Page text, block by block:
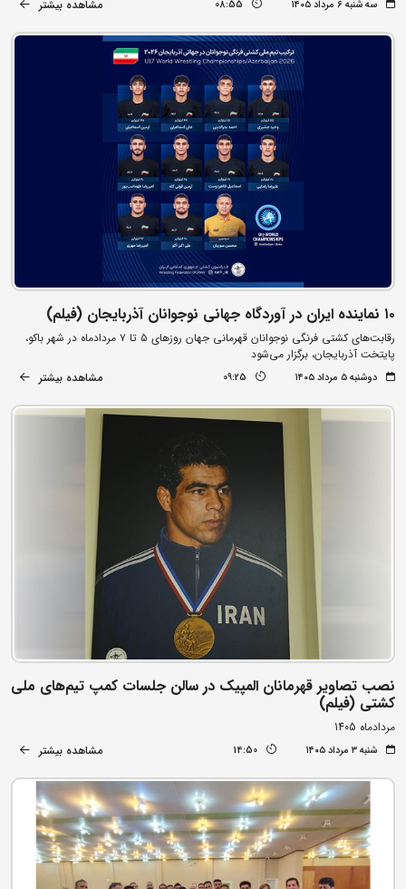
سه شنبه ۶ مرداد ۱۴۰۵ 08:55 مشاهده بیشتر
۱۰ نماینده ایران در آوردگاه جهانی نوجوانان آذربایجان (فیلم)
رقابت‌های کشتی فرنگی نوجوانان قهرمانی جهان روزهای ۵ تا ۷ مردادماه در شهر باکو،
پایتخت آذربایجان، برگزار می‌شود
دوشنبه ۵ مرداد ۱۴۰۵ 09:25 مشاهده بیشتر
نصب تصاویر قهرمانان المپیک در سالن جلسات کمپ تیم‌های ملی
کشتی (فیلم)
مردادماه 1405
شنبه ۳ مرداد ۱۴۰۵ 14:50 مشاهده بیشتر